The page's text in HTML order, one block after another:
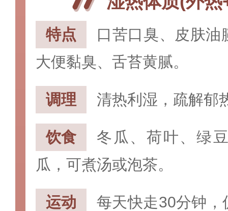
特点‌
口苦口臭、皮肤
大便黏臭、舌苔黄腻。
调理‌ 清热利湿，疏解郁
饮食‌
冬瓜、荷叶、绿
瓜，可煮汤或泡茶。
运动
每天快走30分钟